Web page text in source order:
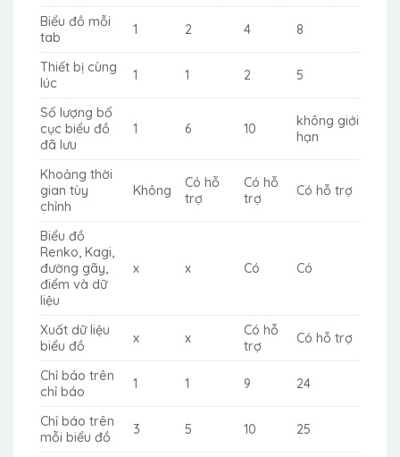
Biểu đồ mỗi
tab
1 2 4 8
Thiết bị cùng
lúc
1 1 2 5
Số lượng bố
cục biểu đồ
đã lưu
1 6 10
không giới
hạn
Khoảng thời
gian tùy
chỉnh
Không
Có hỗ
trợ
Có hỗ
trợ
Có hỗ trợ
Biểu đồ
Renko, Kagi,
đường gãy,
điểm và dữ
liệu
x x Có Có
Xuất dữ liệu
biểu đồ
x x
Có hỗ
trợ
Có hỗ trợ
Chỉ báo trên
chỉ báo
1 1 9 24
Chỉ báo trên
mỗi biểu đồ
3 5 10 25